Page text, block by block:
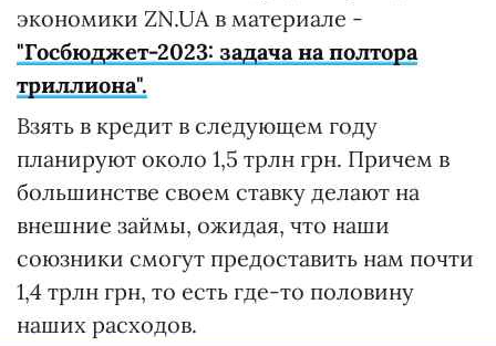
экономики ZN.UA в материале -
"Госбюджет-2023: задача на полтора
триллиона".
Взять в кредит в следующем году
планируют около 1,5 трлн грн. Причем в
большинстве своем ставку делают на
внешние займы, ожидая, что наши
союзники смогут предоставить нам почти
1,4 трлн грн, то есть где-то половину
наших расходов.